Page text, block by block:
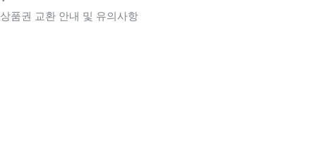
상품권 교환 안내 및 유의사항